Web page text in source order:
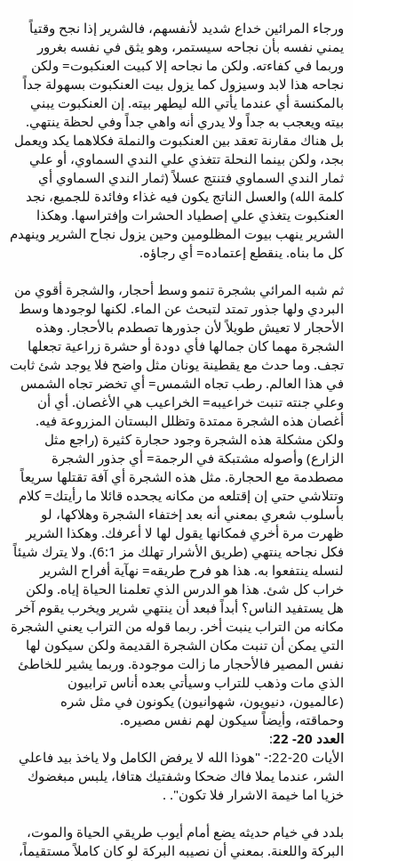
ورجاء المرائين خداع شديد لأنفسهم، فالشرير إذا نجح وقتياً
يمني نفسه بأن نجاحه سيستمر، وهو يثق في نفسه بغرور
وربما في كفاءته. ولكن ما نجاحه إلا كبيت العنكبوت= ولكن
نجاحه هذا لابد وسيزول كما يزول بيت العنكبوت بسهولة جداً
بالمكنسة أي عندما يأتي الله ليطهر بيته. إن العنكبوت يبني
بيته ويعجب به جداً ولا يدري أنه واهي جداً وفي لحظة ينتهي.
بل هناك مقارنة تعقد بين العنكبوت والنملة فكلاهما يكد ويعمل
بجد، ولكن بينما النحلة تتغذي علي الندي السماوي، أو علي
ثمار الندي السماوي فتنتج عسلاً (ثمار الندي السماوي أي
كلمة الله) والعسل الناتج يكون فيه غذاء وفائدة للجميع، نجد
العنكبوت يتغذي علي إصطياد الحشرات وإفتراسها. وهكذا
الشرير ينهب بيوت المظلومين وحين يزول نجاح الشرير وينهدم
كل ما بناه. ينقطع إعتماده= أي رجاؤه.
ثم شبه المرائي بشجرة تنمو وسط أحجار، والشجرة أقوي من
البردي ولها جذور تمتد لتبحث عن الماء. لكنها لوجودها وسط
الأحجار لا تعيش طويلاً لأن جذورها تصطدم بالأحجار. وهذه
الشجرة مهما كان جمالها فأي دودة أو حشرة زراعية تجعلها
تجف. وما حدث مع يقطينة يونان مثل واضح فلا يوجد شئ ثابت
في هذا العالم. رطب تجاه الشمس= أي تخضر تجاه الشمس
وعلي جنته تنبت خراعيبه= الخراعيب هي الأغصان. أي أن
أغصان هذه الشجرة ممتدة وتظلل البستان المزروعة فيه.
ولكن مشكلة هذه الشجرة وجود حجارة كثيرة (راجع مثل
الزارع) وأصوله مشتبكة في الرجمة= أي جذور الشجرة
مصطدمة مع الحجارة. مثل هذه الشجرة أي آفة تقتلها سريعاً
وتتلاشي حتي إن إقتلعه من مكانه يجحده قائلا ما رأيتك= كلام
بأسلوب شعري بمعني أنه بعد إختفاء الشجرة وهلاكها، لو
ظهرت مرة أخري فمكانها يقول لها لا أعرفك. وهكذا الشرير
فكل نجاحه ينتهي (طريق الأشرار تهلك مز 6:1). ولا يترك شيئاً
لنسله ينتفعوا به. هذا هو فرح طريقه= نهآية أفراح الشرير
خراب كل شئ. هذا هو الدرس الذي تعلمنا الحياة إياه. ولكن
هل يستفيد الناس؟‍ أبداً فبعد أن ينتهي شرير ويخرب يقوم آخر
مكانه من التراب ينبت أخر. ربما قوله من التراب يعني الشجرة
التي يمكن أن تنبت مكان الشجرة القديمة ولكن سيكون لها
نفس المصير فالأحجار ما زالت موجودة. وربما يشير للخاطئ
الذي مات وذهب للتراب وسيأتي بعده أناس ترابيون
(عالميون، دنيويون، شهوانيون) يكونون في مثل شره
وحماقته، وأيضاً سيكون لهم نفس مصيره.
العدد 20- 22
:
الأيات 20-22:- "هوذا الله لا يرفض الكامل ولا ياخذ بيد فاعلي
الشر، عندما يملا فاك ضحكا وشفتيك هتافا، يلبس مبغضوك
خزيا اما خيمة الاشرار فلا تكون". .
بلدد في خيام حديثه يضع أمام أيوب طريقي الحياة والموت،
البركة واللعنة. بمعني أن نصيبه البركة لو كان كاملاً مستقيماً،